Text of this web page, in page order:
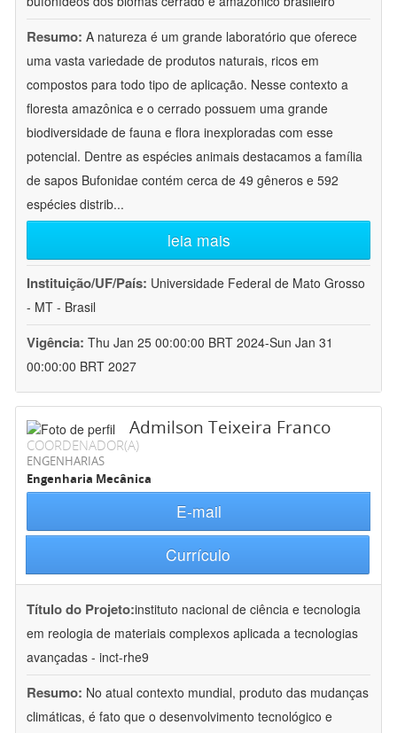
Resumo: A natureza é um grande laboratório que oferece
uma vasta variedade de produtos naturais, ricos em
compostos para todo tipo de aplicação. Nesse contexto a
floresta amazônica e o cerrado possuem uma grande
biodiversidade de fauna e flora inexploradas com esse
potencial. Dentre as espécies animais destacamos a família
de sapos Bufonidae contém cerca de 49 gêneros e 592
espécies distrib...
leia mais
Instituição/UF/País: Universidade Federal de Mato Grosso
- MT - Brasil
Vigência: Thu Jan 25 00:00:00 BRT 2024-Sun Jan 31
00:00:00 BRT 2027
Admilson Teixeira Franco
COORDENADOR(A)
ENGENHARIAS
Engenharia Mecânica
E-mail
Currículo
Título do Projeto:instituto nacional de ciência e tecnologia
em reologia de materiais complexos aplicada a tecnologias
avançadas - inct-rhe9
Resumo: No atual contexto mundial, produto das mudanças
climáticas, é fato que o desenvolvimento tecnológico e